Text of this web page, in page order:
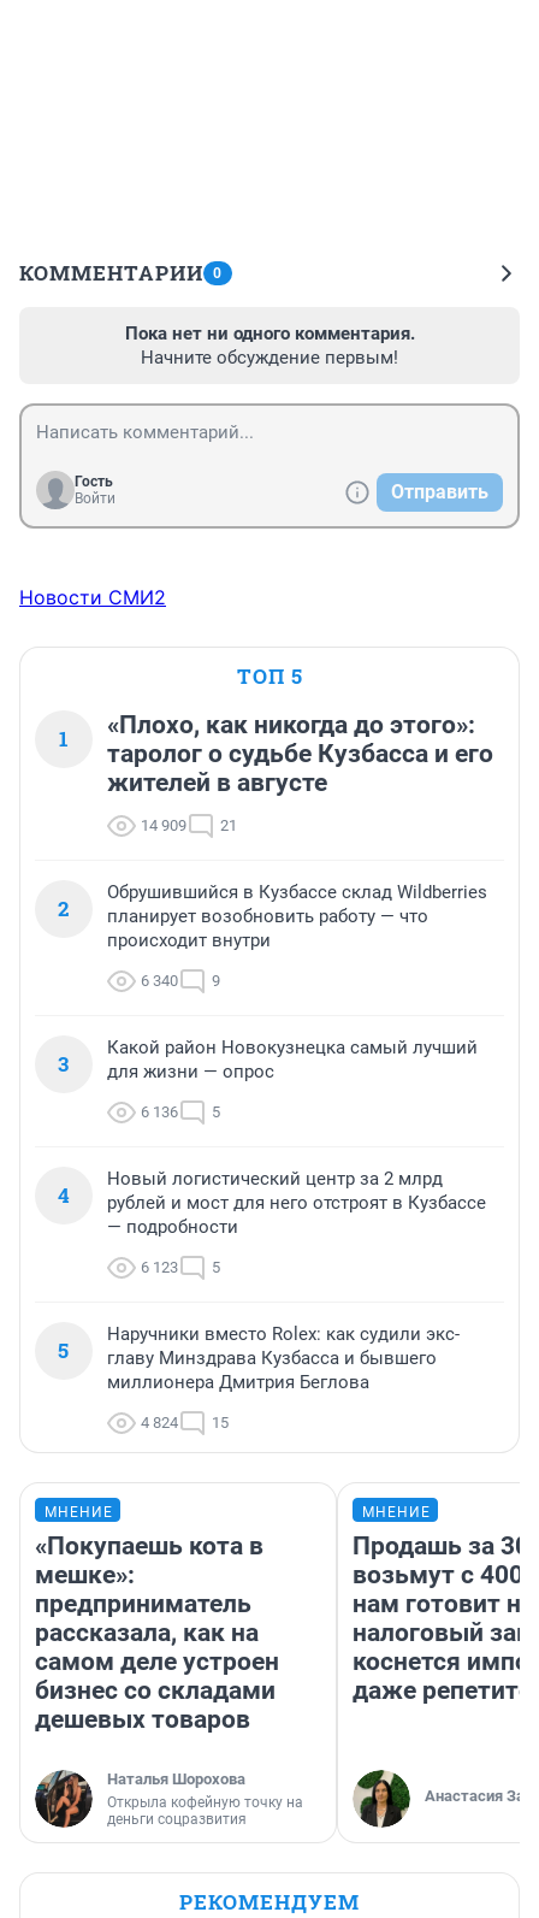
КОММЕНТАРИИ 0
Пока нет ни одного комментария.
Начните обсуждение первым!
Гость
Войти
Отправить
Новости СМИ2
ТОП 5
1
«Плохо, как никогда до этого»:
таролог о судьбе Кузбасса и его
жителей в августе
14 909 21
2
Обрушившийся в Кузбассе склад Wildberries
планирует возобновить работу — что
происходит внутри
6 340 9
3
Какой район Новокузнецка самый лучший
для жизни — опрос
6 136 5
4
Новый логистический центр за 2 млрд
рублей и мост для него отстроят в Кузбассе
— подробности
6 123 5
5
Наручники вместо Rolex: как судили экс-
главу Минздрава Кузбасса и бывшего
миллионера Дмитрия Беглова
4 824 15
МНЕНИЕ
«Покупаешь кота в
мешке»:
предприниматель
рассказала, как на
самом деле устроен
бизнес со складами
дешевых товаров
Наталья Шорохова
Открыла кофейную точку на
деньги соцразвития
МНЕНИЕ
Продашь за
возьмут с
нам готовит
налоговый
коснется
даже
Анастасия
РЕКОМЕНДУЕМ